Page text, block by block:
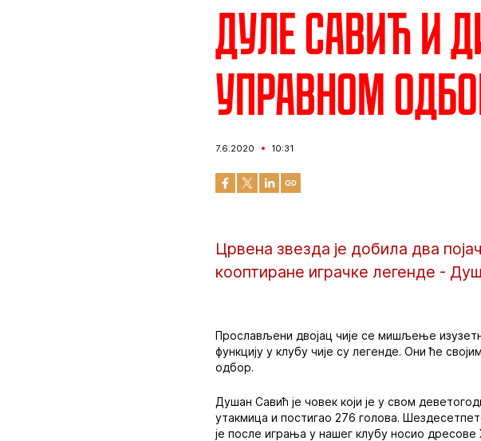
Дуле Савић и
Управном
7.6.2020 10:31
Црвена звезда је добила два
кооптиране играчке легенде -
Прослављени двојац чије се мишљење
функцију у клубу чије су легенде. Они ће
одбор.
Душан Савић је човек који је у свом
утакмица и постигао 276 голова.
је после играња у нашег клубу носио